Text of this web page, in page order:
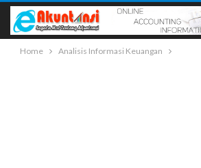
Home Analisis Informasi Keuangan